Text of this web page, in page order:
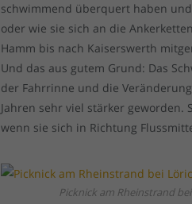
schwimmend überquert haben
oder wie sie sich an die
Hamm bis nach Kaiserswerth
Und das aus gutem Grund: Das
der Fahrrinne und die
Jahren sehr viel stärker geworden.
wenn sie sich in Richtung
Picknick am Rheinstrand